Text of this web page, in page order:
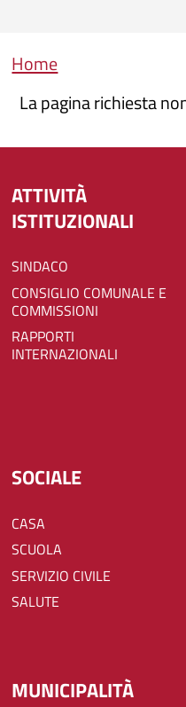
Briciole di pane
Home
La pagina richiesta
ATTIVITÀ
ISTITUZIONALI
SINDACO
CONSIGLIO COMUNALE E
COMMISSIONI
RAPPORTI
INTERNAZIONALI
SOCIALE
CASA
SCUOLA
SERVIZIO CIVILE
SALUTE
MUNICIPALITÀ